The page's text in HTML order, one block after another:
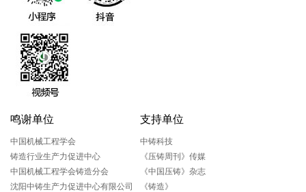
鸣谢单位
中国机械工程学会
铸造行业生产力促进中心
中国机械工程学会铸造分会
沈阳中铸生产力促进中心有限公司
支持单位
中铸科技
《压铸周刊》传媒
《中国压铸》杂志
《铸造》